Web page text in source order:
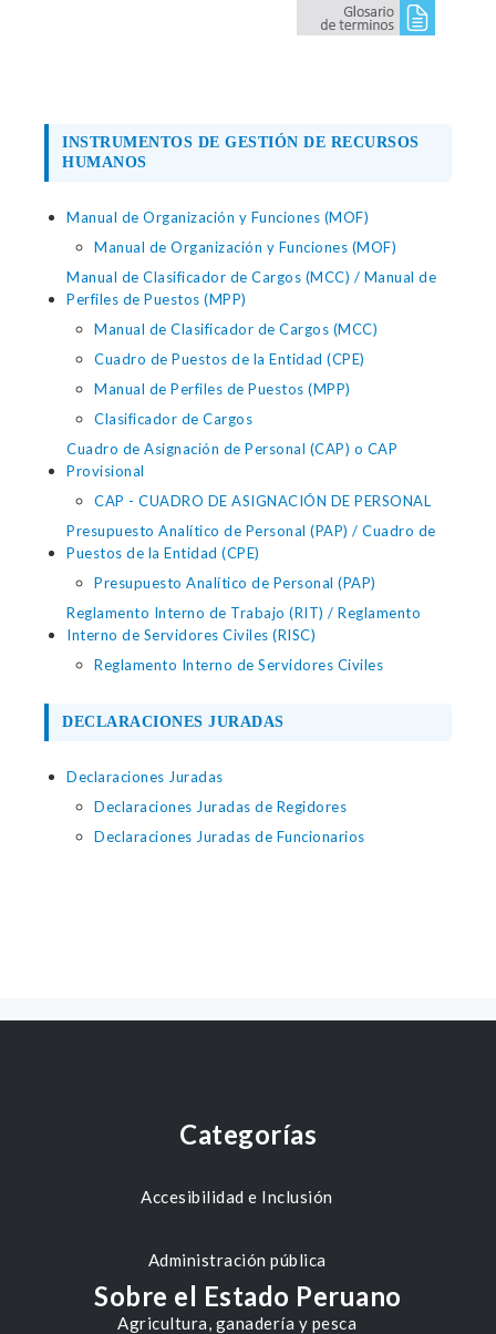
INSTRUMENTOS DE GESTIÓN DE RECURSOS
HUMANOS
Manual de Organización y Funciones (MOF)
Manual de Organización y Funciones (MOF)
Manual de Clasificador de Cargos (MCC) / Manual de
Perfiles de Puestos (MPP)
Manual de Clasificador de Cargos (MCC)
Cuadro de Puestos de la Entidad (CPE)
Manual de Perfiles de Puestos (MPP)
Clasificador de Cargos
Cuadro de Asignación de Personal (CAP) o CAP
Provisional
CAP - CUADRO DE ASIGNACIÓN DE PERSONAL
Presupuesto Analítico de Personal (PAP) / Cuadro de
Puestos de la Entidad (CPE)
Presupuesto Analítico de Personal (PAP)
Reglamento Interno de Trabajo (RIT) / Reglamento
Interno de Servidores Civiles (RISC)
Reglamento Interno de Servidores Civiles
DECLARACIONES JURADAS
Declaraciones Juradas
Declaraciones Juradas de Regidores
Declaraciones Juradas de Funcionarios
Categorías
Accesibilidad e Inclusión
Administración pública
Agricultura, ganadería y pesca
Sobre el Estado Peruano